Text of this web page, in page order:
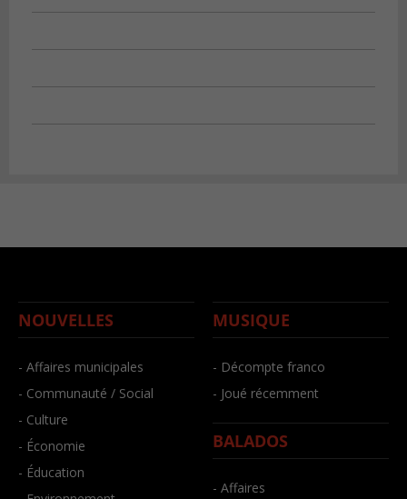
NOUVELLES
- Affaires municipales
- Communauté / Social
- Culture
- Économie
- Éducation
MUSIQUE
- Décompte franco
- Joué récemment
BALADOS
- Affaires